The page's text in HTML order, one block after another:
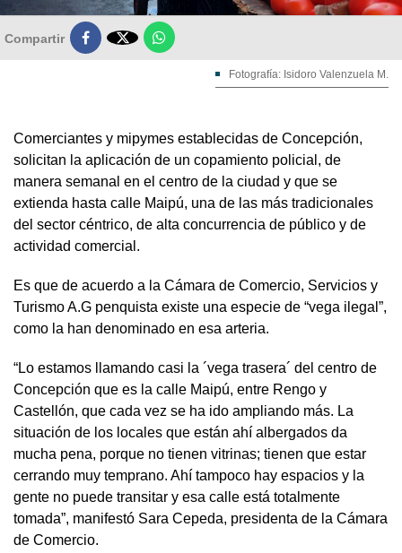
Compartir 
Fotografía: Isidoro Valenzuela M.
Comerciantes y mipymes establecidas de Concepción,
solicitan la aplicación de un copamiento policial, de
manera semanal en el centro de la ciudad y que se
extienda hasta calle Maipú, una de las más tradicionales
del sector céntrico, de alta concurrencia de público y de
actividad comercial.
Es que de acuerdo a la Cámara de Comercio, Servicios y
Turismo A.G penquista existe una especie de “vega ilegal”,
como la han denominado en esa arteria.
“Lo estamos llamando casi la ´vega trasera´ del centro de
Concepción que es la calle Maipú, entre Rengo y
Castellón, que cada vez se ha ido ampliando más. La
situación de los locales que están ahí albergados da
mucha pena, porque no tienen vitrinas; tienen que estar
cerrando muy temprano. Ahí tampoco hay espacios y la
gente no puede transitar y esa calle está totalmente
tomada”, manifestó Sara Cepeda, presidenta de la Cámara
de Comercio.